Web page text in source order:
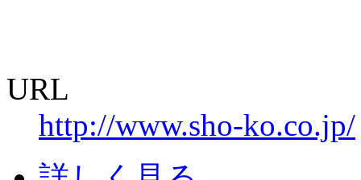
URL
http://www.sho-ko.co.jp/